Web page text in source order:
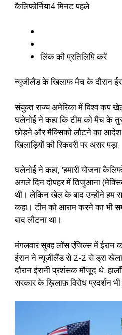
कैलिफोर्निया4 मिनट पहले
लिंक की प्रतिलिपि करें
न्यूजीलैंड के खिलाफ मैच के दौरान
संयुक्त राज्य अमेरिका में विश्व कप
घलेनोई ने कहा कि टीम को मैच के
छोड़ने और मैक्सिको लौटने का आदेश
खिलाड़ियों की रिकवरी पर असर पड़ा.
घलेनोई ने कहा, ‘हमारी योजना
अगले दिन दोपहर में तिजुआना
थी। लेकिन खेल के बाद उन्होंने हम
कहा। टीम को आराम करने का भी
बाद लौटना था।
मंगलवार सुबह लॉस एंजिल्स में ईरान
ईरान ने न्यूजीलैंड से 2-2 से ड्रा
दौरान ईरानी प्रशंसक मौजूद थे.
सरकार के ख़िलाफ़ विरोध प्रदर्शन